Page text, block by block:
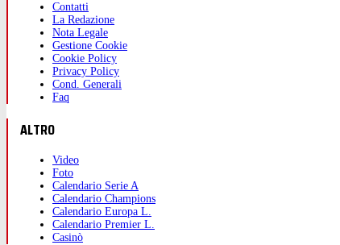
Contatti
La Redazione
Nota Legale
Gestione Cookie
Cookie Policy
Privacy Policy
Cond. Generali
Faq
ALTRO
Video
Foto
Calendario Serie A
Calendario Champions
Calendario Europa L.
Calendario Premier L.
Casinò